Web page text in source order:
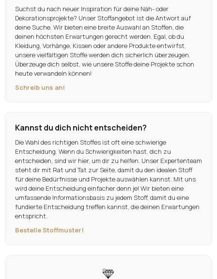
Suchst du nach neuer Inspiration für deine Näh- oder
Dekorationsprojekte? Unser Stoffangebot ist die Antwort auf
deine Suche. Wir bieten eine breite Auswahl an Stoffen, die
deinen höchsten Erwartungen gerecht werden. Egal, ob du
Kleidung, Vorhänge, Kissen oder andere Produkte entwirfst,
unsere vielfältigen Stoffe werden dich sicherlich überzeugen.
Überzeuge dich selbst, wie unsere Stoffe deine Projekte schon
heute verwandeln können!
Schreib uns an!
Kannst du dich nicht entscheiden?
Die Wahl des richtigen Stoffes ist oft eine schwierige
Entscheidung. Wenn du Schwierigkeiten hast, dich zu
entscheiden, sind wir hier, um dir zu helfen. Unser Expertenteam
steht dir mit Rat und Tat zur Seite, damit du den idealen Stoff
für deine Bedürfnisse und Projekte auswählen kannst. Mit uns
wird deine Entscheidung einfacher denn je! Wir bieten eine
umfassende Informationsbasis zu jedem Stoff, damit du eine
fundierte Entscheidung treffen kannst, die deinen Erwartungen
entspricht.
Bestelle Stoffmuster!